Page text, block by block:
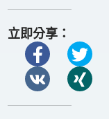
立即分享：